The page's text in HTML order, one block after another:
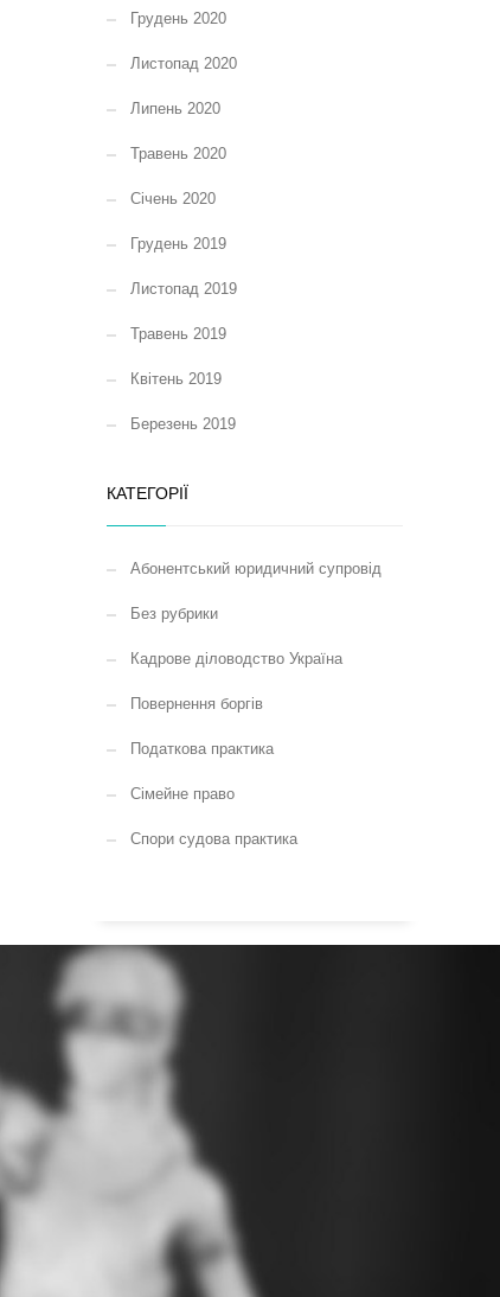
Грудень 2020
Листопад 2020
Липень 2020
Травень 2020
Січень 2020
Грудень 2019
Листопад 2019
Травень 2019
Квітень 2019
Березень 2019
КАТЕГОРІЇ
Абонентський юридичний супровід
Без рубрики
Кадрове діловодство Україна
Повернення боргів
Податкова практика
Сімейне право
Спори судова практика